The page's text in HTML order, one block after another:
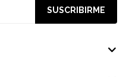
SUSCRIBIRME